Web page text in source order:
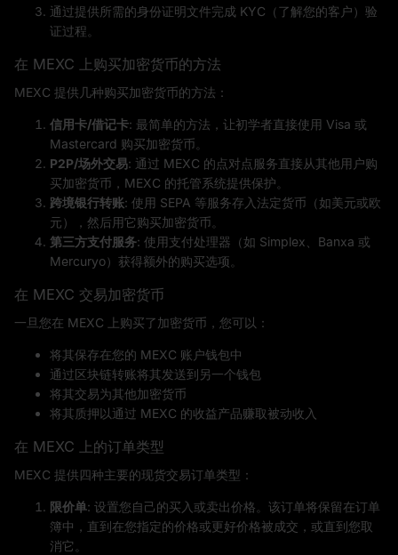
通过提供所需的身份证明文件完成 KYC（了解您的客户）验
证过程。
在 MEXC 上购买加密货币的方法
MEXC 提供几种购买加密货币的方法：
信用卡/借记卡: 最简单的方法，让初学者直接使用 Visa 或
Mastercard 购买加密货币。
P2P/场外交易: 通过 MEXC 的点对点服务直接从其他用户购
买加密货币，MEXC 的托管系统提供保护。
跨境银行转账: 使用 SEPA 等服务存入法定货币（如美元或欧
元），然后用它购买加密货币。
第三方支付服务: 使用支付处理器（如 Simplex、Banxa 或
Mercuryo）获得额外的购买选项。
在 MEXC 交易加密货币
一旦您在 MEXC 上购买了加密货币，您可以：
将其保存在您的 MEXC 账户钱包中
通过区块链转账将其发送到另一个钱包
将其交易为其他加密货币
将其质押以通过 MEXC 的收益产品赚取被动收入
在 MEXC 上的订单类型
MEXC 提供四种主要的现货交易订单类型：
限价单: 设置您自己的买入或卖出价格。该订单将保留在订单
簿中，直到在您指定的价格或更好价格被成交，或直到您取
消它。